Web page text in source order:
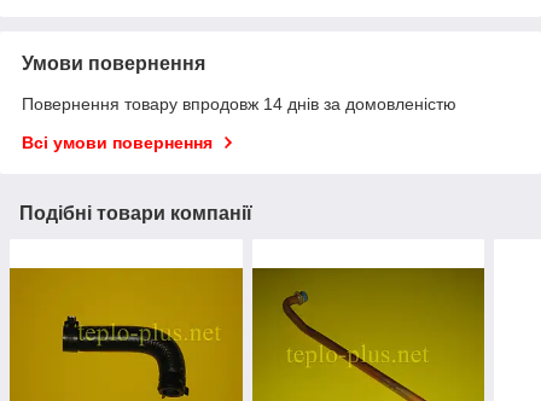
Умови повернення
Повернення товару впродовж 14 днів за домовленістю
Всі умови повернення
Подібні товари компанії